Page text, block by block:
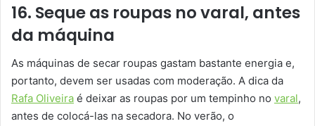
16. Seque as roupas no varal, antes
da máquina
As máquinas de secar roupas gastam bastante energia e,
portanto, devem ser usadas com moderação. A dica da
Rafa Oliveira é deixar as roupas por um tempinho no varal,
antes de colocá-las na secadora. No verão, o